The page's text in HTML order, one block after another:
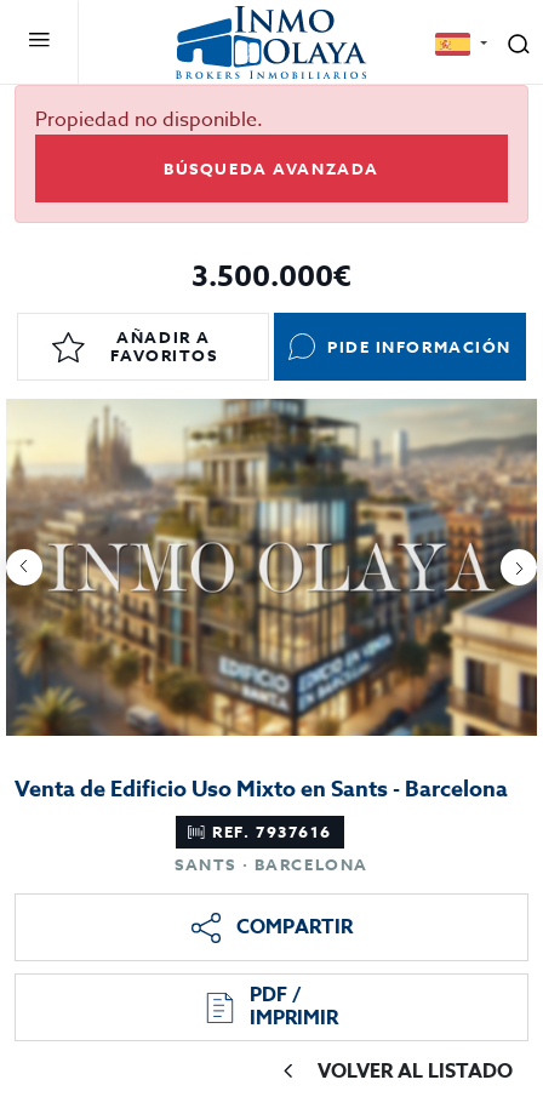
Propiedad no disponible.
BÚSQUEDA AVANZADA
3.500.000€
AÑADIR A
FAVORITOS
PIDE INFORMACIÓN
Venta de Edificio Uso Mixto en Sants - Barcelona
REF. 7937616
SANTS · BARCELONA
COMPARTIR
PDF /
IMPRIMIR
VOLVER AL LISTADO